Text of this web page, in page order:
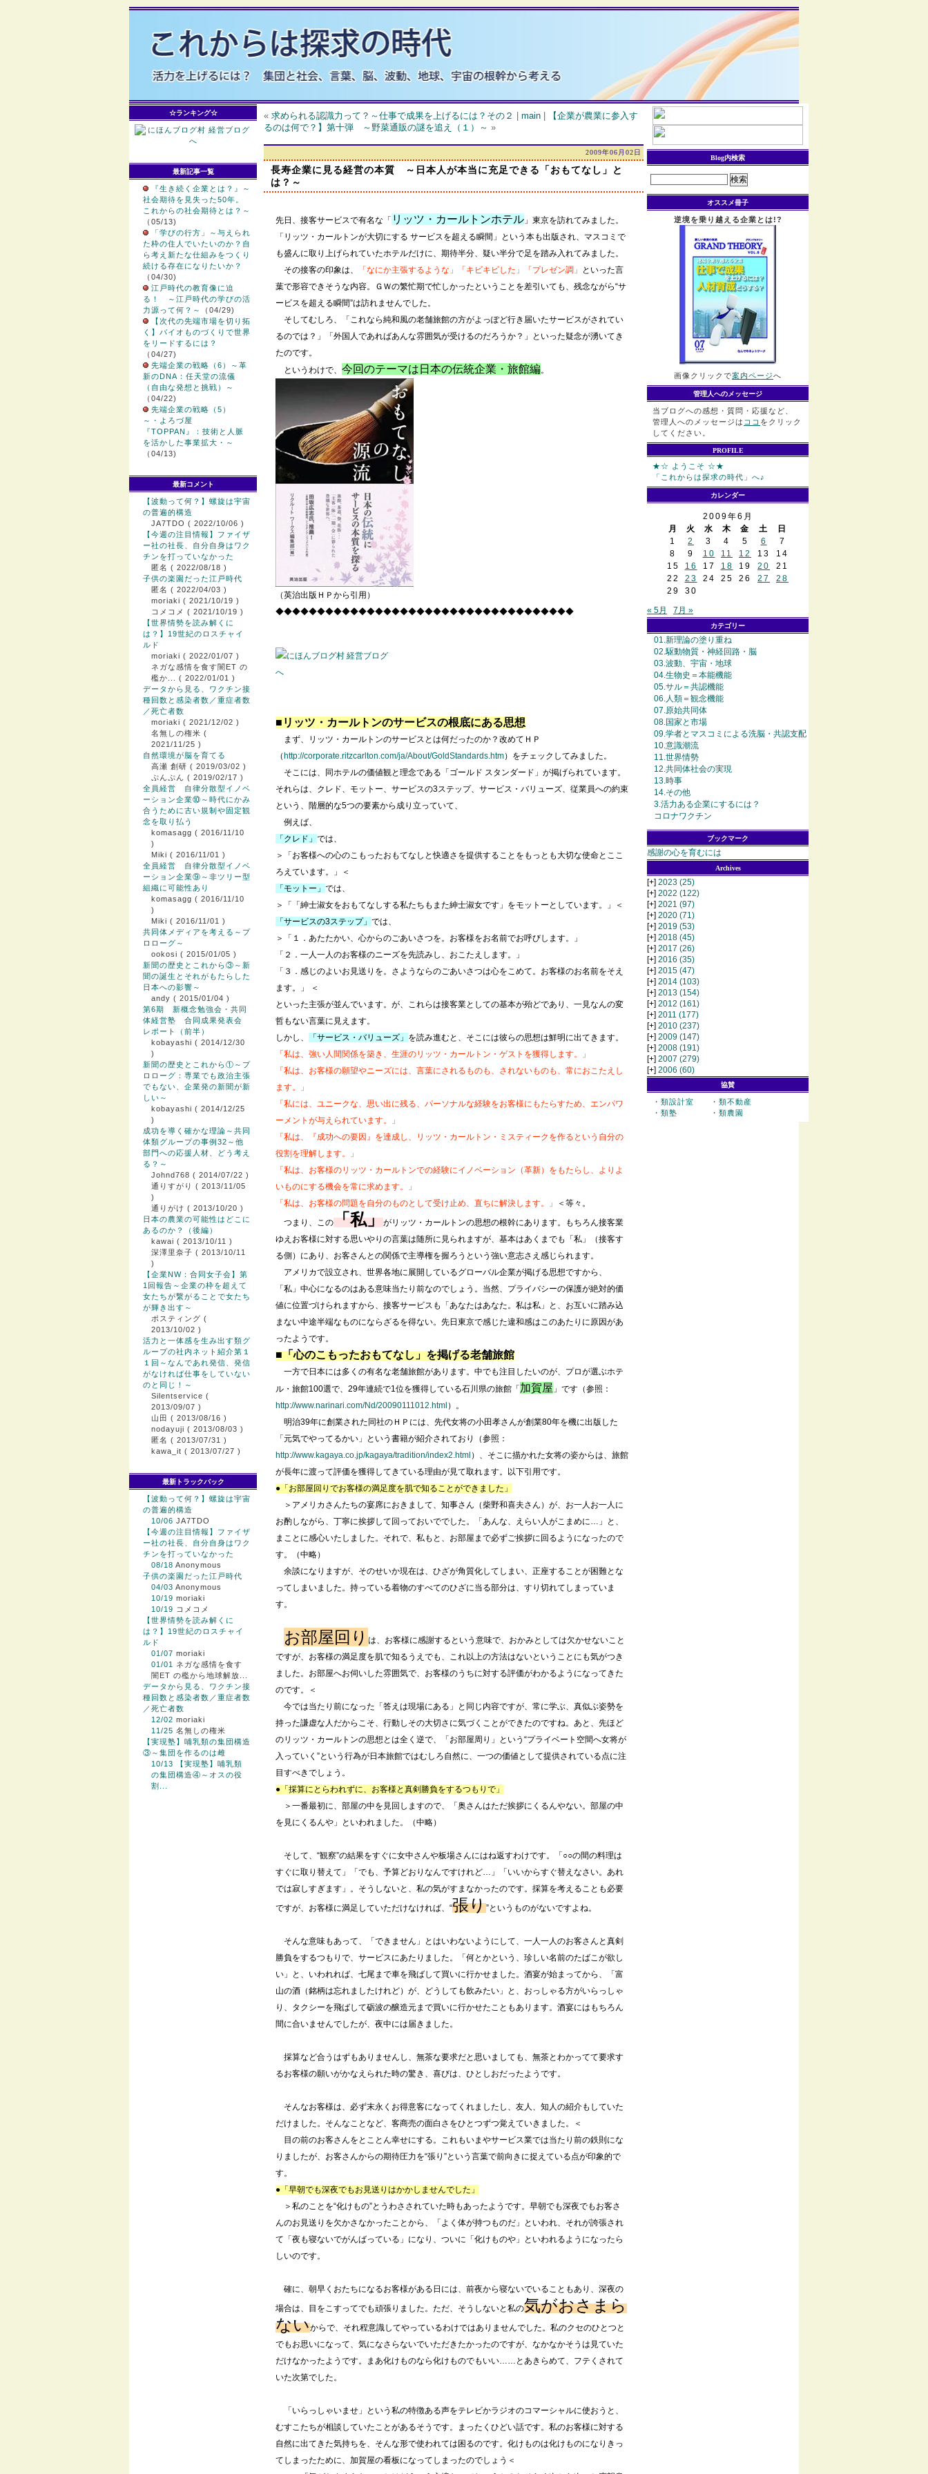
☆ランキング☆
最新記事一覧
『生き続く企業とは？』～
社会期待を見失った50年。
これからの社会期待とは？～
（05/13)
「学びの行方」～与えられ
た枠の住人でいたいのか？自
ら考え新たな仕組みをつくり
続ける存在になりたいか？
（04/30)
江戸時代の教育像に迫
る！ ～江戸時代の学びの活
力源って何？～
（04/29)
【次代の先端市場を切り拓
く】バイオものづくりで世界
をリードするには？
（04/27)
先端企業の戦略（6）～革
新のDNA：任天堂の流儀
（自由な発想と挑戦）～
（04/22)
先端企業の戦略（5）
～・よろづ屋
『TOPPAN』：技術と人脈
を活かした事業拡大・～
（04/13)
最新コメント
【波動って何？】螺旋は宇宙
の普遍的構造
JA7TDO ( 2022/10/06 )
【今週の注目情報】ファイザ
ー社の社長、自分自身はワク
チンを打っていなかった
匿名 ( 2022/08/18 )
子供の楽園だった江戸時代
匿名 ( 2022/04/03 )
moriaki ( 2021/10/19 )
コメコメ ( 2021/10/19 )
【世界情勢を読み解くに
は？】19世紀のロスチャイ
ルド
moriaki ( 2022/01/07 )
ネガな感情を食す闇ET の
檻か... ( 2022/01/01 )
データから見る、ワクチン接
種回数と感染者数／重症者数
／死亡者数
moriaki ( 2021/12/02 )
名無しの権米 (
2021/11/25 )
自然環境が脳を育てる
高瀬 創研 ( 2019/03/02 )
ぷんぷん ( 2019/02/17 )
全員経営 自律分散型イノベ
ーション企業⑩～時代にかみ
合うために古い規制や固定観
念を取り払う
komasagg ( 2016/11/10
)
Miki ( 2016/11/01 )
全員経営 自律分散型イノベ
ーション企業⑨～非ツリー型
組織に可能性あり
komasagg ( 2016/11/10
)
Miki ( 2016/11/01 )
共同体メディアを考える～プ
ロローグ～
ookosi ( 2015/01/05 )
新聞の歴史とこれから③～新
聞の誕生とそれがもたらした
日本への影響～
andy ( 2015/01/04 )
第6期 新概念勉強会・共同
体経営塾 合同成果発表会
レポート（前半）
kobayashi ( 2014/12/30
)
新聞の歴史とこれから①～プ
ロローグ：専業でも政治主張
でもない、企業発の新聞が新
しい～
kobayashi ( 2014/12/25
)
成功を導く確かな理論～共同
体類グループの事例32～他
部門への応援人材、どう考え
る？～
Johnd768 ( 2014/07/22 )
通りすがり ( 2013/11/05
)
通りがけ ( 2013/10/20 )
日本の農業の可能性はどこに
あるのか？（後編）
kawai ( 2013/10/11 )
深澤里奈子 ( 2013/10/11
)
【企業NW：合同女子会】第
1回報告～企業の枠を超えて
女たちが繋がることで女たち
が輝き出す～
ポスティング (
2013/10/02 )
活力と一体感を生み出す類グ
ループの社内ネット紹介第１
１回～なんであれ発信、発信
がなければ仕事をしていない
のと同じ！～
Silentservice (
2013/09/07 )
山田 ( 2013/08/16 )
nodayuji ( 2013/08/03 )
匿名 ( 2013/07/31 )
kawa_it ( 2013/07/27 )
最新トラックバック
【波動って何？】螺旋は宇宙
の普遍的構造
10/06 JA7TDO
【今週の注目情報】ファイザ
ー社の社長、自分自身はワク
チンを打っていなかった
08/18 Anonymous
子供の楽園だった江戸時代
04/03 Anonymous
10/19 moriaki
10/19 コメコメ
【世界情勢を読み解くに
は？】19世紀のロスチャイ
ルド
01/07 moriaki
01/01
ネガな感情を食す
闇ET の檻から地球解放...
データから見る、ワクチン接
種回数と感染者数／重症者数
／死亡者数
12/02 moriaki
11/25 名無しの権米
【実現塾】哺乳類の集団構造
③～集団を作るのは雌
10/13
【実現塾】哺乳類
の集団構造④～オスの役
割...
« 求められる認識力って？～仕事で成果を上げるには？その２ main
【企業が農業に参入す
るのは何で？】第十弾 ～野菜通販の謎を追え（１）～ »
2009年06月02日
長寿企業に見る経営の本質 ～日本人が本当に充足できる「おもてなし」と
は？～
先日、接客サービスで有名な「 リッツ・カールトンホテル 」東京を訪れてみました。
「リッツ・カールトンが大切にする サービスを超える瞬間」という本も出版され、マスコミで
も盛んに取り上げられていたホテルだけに、期待半分、疑い半分で足を踏み入れてみました。
その接客の印象は、
「なにか主張するような」「キビキビした」「プレゼン調」
といった言
葉で形容できそうな内容。ＧＷの繁忙期で忙しかったということを差引いても、残念ながら“サ
ービスを超える瞬間”は訪れませんでした。
そしてむしろ、「これなら純和風の老舗旅館の方がよっぽど行き届いたサービスがされてい
るのでは？」「外国人であればあんな雰囲気が受けるのだろうか？」といった疑念が湧いてき
たのです。
というわけで、 今回のテーマは日本の伝統企業・旅館編。
（英治出版ＨＰから引用）
◆◆◆◆◆◆◆◆◆◆◆◆◆◆◆◆◆◆◆◆◆◆◆◆◆◆◆◆◆◆◆◆◆◆◆◆
■リッツ・カールトンのサービスの根底にある思想
まず、リッツ・カールトンのサービスとは何だったのか？改めてＨＰ
（ http://corporate.ritzcarlton.com/ja/About/GoldStandards.htm）をチェックしてみました。
そこには、同ホテルの価値観と理念である「ゴールド スタンダード」が掲げられています。
それらは、クレド、モットー、サービスの3ステップ、サービス・バリューズ、従業員への約束
という、階層的な5つの要素から成り立っていて、
例えば、
「クレド」 では、
＞「お客様への心のこもったおもてなしと快適さを提供することをもっとも大切な使命とここ
ろえています。」＜
「モットー」 では、
＞「「紳士淑女をおもてなしする私たちもまた紳士淑女です」をモットーとしています。」＜
「サービスの3ステップ」 では、
＞「１．あたたかい、心からのごあいさつを。お客様をお名前でお呼びします。」
「２．一人一人のお客様のニーズを先読みし、おこたえします。」
「３．感じのよいお見送りを。さようならのごあいさつは心をこめて。お客様のお名前をそえ
ます。」 ＜
といった主張が並んでいます。が、これらは接客業としての基本が殆どであり、一見なんの変
哲もない言葉に見えます。
しかし、
「サービス・バリューズ」 を読み進むと、そこには彼らの思想は鮮明に出てきます。
「私は、強い人間関係を築き、生涯のリッツ・カールトン・ゲストを獲得します。」
「私は、お客様の願望やニーズには、言葉にされるものも、されないものも、常におこたえし
ます。」
「私には、ユニークな、思い出に残る、パーソナルな経験をお客様にもたらすため、エンパワ
ーメントが与えられています。」
「私は、『成功への要因』を達成し、リッツ・カールトン・ミスティークを作るという自分の
役割を理解します。」
「私は、お客様のリッツ・カールトンでの経験にイノベーション（革新）をもたらし、よりよ
いものにする機会を常に求めます。」
「私は、お客様の問題を自分のものとして受け止め、直ちに解決します。」
＜等々。
つまり、この「私」がリッツ・カールトンの思想の根幹にあります。もちろん接客業
ゆえお客様に対する思いやりの言葉は随所に見られますが、基本はあくまでも「私」（接客す
る側）にあり、お客さんとの関係で主導権を握ろうという強い意志さえ感じられます。
アメリカで設立され、世界各地に展開しているグローバル企業が掲げる思想ですから、
「私」中心になるのはある意味当たり前なのでしょう。当然、プライバシーの保護が絶対的価
値に位置づけられますから、接客サービスも「あなたはあなた。私は私」と、お互いに踏み込
まない中途半端なものにならざるを得ない。先日東京で感じた違和感はこのあたりに原因があ
ったようです。
■「心のこもったおもてなし」を掲げる老舗旅館
一方で日本には多くの有名な老舗旅館があります。中でも注目したいのが、プロが選ぶホテ
ル・旅館100選で、29年連続で1位を獲得している石川県の旅館「 加賀屋 」です（参照：
http://www.narinari.com/Nd/20090111012.html ）。
明治39年に創業された同社のＨＰには、先代女将の小田孝さんが創業80年を機に出版した
「元気でやってるかい」という書籍が紹介されており（参照：
http://www.kagaya.co.jp/kagaya/tradition/index2.html ）、そこに描かれた女将の姿からは、旅館
が長年に渡って評価を獲得してきている理由が見て取れます。以下引用です。
●「お部屋回りでお客様の満足度を肌で知ることができました」
＞アメリカさんたちの宴席におきまして、知事さん（柴野和喜夫さん）が、お一人お一人に
お酌しながら、丁寧に挨拶して回っておいででした。「あんな、えらい人がこまめに…」と、
まことに感心いたしました。それで、私もと、お部屋まで必ずご挨拶に回るようになったので
す。（中略）
余談になりますが、そのせいか現在は、ひざが角質化してしまい、正座することが困難とな
ってしまいました。持っている着物のすべてのひざに当る部分は、すり切れてしまっていま
す。
お部屋回り は、お客様に感謝するという意味で、おかみとしては欠かせないこと
ですが、お客様の満足度を肌で知るうえでも、これ以上の方法はないということにも気がつき
ました。お部屋へお伺いした雰囲気で、お客様のうちに対する評価がわかるようになってきた
のです。＜
今では当たり前になった「答えは現場にある」と同じ内容ですが、常に学ぶ、真似ぶ姿勢を
持った謙虚な人だからこそ、行動しその大切さに気づくことができたのですね。あと、先ほど
のリッツ・カールトンの思想とは全く逆で、「お部屋周り」という“プライベート空間へ女将が
入っていく”という行為が日本旅館ではむしろ自然に、一つの価値として提供されている点に注
目すべきでしょう。
●「採算にとらわれずに、お客様と真剣勝負をするつもりで」
＞一番最初に、部屋の中を見回しますので、「奥さんはただ挨拶にくるんやない。部屋の中
を見にくるんや」といわれました。（中略）
そして、“観察”の結果をすぐに女中さんや板場さんにはね返すわけです。「○○の間の料理は
すぐに取り替えて」「でも、予算どおりなんですけれど…」「いいからすぐ替えなさい。あれ
では寂しすぎます」。そうしないと、私の気がすまなかったのです。採算を考えることも必要
ですが、お客様に満足していただけなければ、“張り”というものがないですよね。
そんな意味もあって、「できません」とはいわないようにして、一人一人のお客さんと真剣
勝負をするつもりで、サービスにあたりました。「何とかという、珍しい名前のたばこが欲し
い」と、いわれれば、七尾まで車を飛ばして買いに行かせました。酒宴が始まってから、「富
山の酒（銘柄は忘れましたけれど）が、どうしても飲みたい」と、おっしゃる方がいらっしゃ
り、タクシーを飛ばして砺波の醸造元まで買いに行かせたこともあります。酒宴にはもちろん
間に合いませんでしたが、夜中には届きました。
採算など合うはずもありませんし、無茶な要求だと思いましても、無茶とわかってて要求す
るお客様の願いがかなえられた時の驚き、喜びは、ひとしおだったようです。
そんなお客様は、必ず末永くお得意客になってくれましたし、友人、知人の紹介もしていた
だけました。そんなことなど、客商売の面白さをひとつずつ覚えていきました。＜
目の前のお客さんをとことん幸せにする。これもいまやサービス業では当たり前の鉄則にな
りましたが、お客さんからの期待圧力を“張り”という言葉で前向きに捉えている点が印象的で
す。
●「早朝でも深夜でもお見送りはかかしませんでした」
＞私のことを“化けもの”とうわさされていた時もあったようです。早朝でも深夜でもお客さ
んのお見送りを欠かさなかったことから、「よく体が持つものだ」といわれ、それが誇張され
て「夜も寝ないでがんばっている」になり、ついに「化けものや」といわれるようになったら
しいのです。
確に、朝早くおたちになるお客様がある日には、前夜から寝ないでいることもあり、深夜の
場合は、目をこすってでも頑張りました。ただ、そうしないと私の気がおさまら
ないからで、それ程意識してやっているわけではありませんでした。私のクセのひとつと
でもお思いになって、気になさらないでいただきたかったのですが、なかなかそうは見ていた
だけなかったようです。まあ化けものなら化けものでもいい……とあきらめて、フテくされて
いた次第でした。
「いらっしゃいませ」という私の特徴ある声をテレビかラジオのコマーシャルに使おうと、
むすこたちが相談していたことがあるそうです。まったくひどい話です。私のお客様に対する
自然に出てきた気持ちを、そんな形で使われては困るのです。化けものは化けものになりきっ
てしまったために、加賀屋の看板になってしまったのでしょう＜
Blog内検索
オススメ冊子
逆境を乗り越える企業とは!?
画像クリックで案内ページへ
管理人へのメッセージ
当ブログへの感想・質問・応援など、
管理人へのメッセージは ココ をクリック
してください。
PROFILE
★☆ ようこそ ☆★
「これからは探求の時代」へ♪
カレンダー
2009年6月
月
火 水 木 金 土
日
1
2 3 4 5 6
7
8
9 10 11 12 13
14
15
16 17 18 19 20
21
22
23 24 25 26 27
28
29
30
« 5月
7月 »
カテゴリー
01.新理論の塗り重ね
02.駆動物質・神経回路・脳
03.波動、宇宙・地球
04.生物史＝本能機能
05.サル＝共認機能
06.人類＝観念機能
07.原始共同体
08.国家と市場
09.学者とマスコミによる洗脳・共認支配
10.意識潮流
11.世界情勢
12.共同体社会の実現
13.時事
14.その他
3.活力ある企業にするには？
コロナワクチン
ブックマーク
感謝の心を育むには
Archives
[+] 2023 (25)
[+] 2022 (122)
[+] 2021 (97)
[+] 2020 (71)
[+] 2019 (53)
[+] 2018 (45)
[+] 2017 (26)
[+] 2016 (35)
[+] 2015 (47)
[+] 2014 (103)
[+] 2013 (154)
[+] 2012 (161)
[+] 2011 (177)
[+] 2010 (237)
[+] 2009 (147)
[+] 2008 (191)
[+] 2007 (279)
[+] 2006 (60)
協賛
・ 類設計室 ・ 類不動産
・ 類塾 ・ 類農園